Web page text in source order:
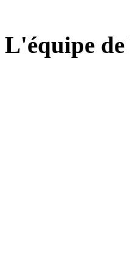
L'équipe